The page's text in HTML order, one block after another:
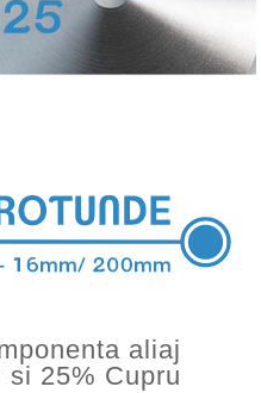
aliaj
si 25% Cupru